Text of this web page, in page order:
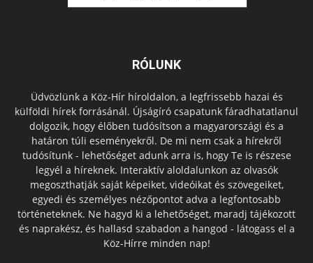
RÓLUNK
Üdvözlünk a Köz-Hír híroldalon, a legfrissebb hazai és
külföldi hírek forrásánál. Újságíró csapatunk fáradhatatlanul
dolgozik, hogy élőben tudósítson a magyarországi és a
határon túli eseményekről. De mi nem csak a hírekről
tudósítunk - lehetőséget adunk arra is, hogy Te is részese
legyél a híreknek. Interaktív aloldalunkon az olvasók
megoszthatják saját képeiket, videóikat és szövegeiket,
egyedi és személyes nézőpontot adva a legfontosabb
történeteknek. Ne hagyd ki a lehetőséget, maradj tájékozott
és naprakész, és hallasd szabadon a hangod - látogass el a
Köz-Hírre minden nap!